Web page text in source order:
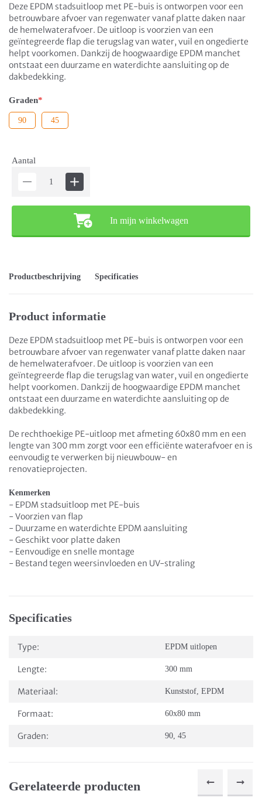
Deze EPDM stadsuitloop met PE-buis is ontworpen voor een
betrouwbare afvoer van regenwater vanaf platte daken naar
de hemelwaterafvoer. De uitloop is voorzien van een
geïntegreerde flap die terugslag van water, vuil en ongedierte
helpt voorkomen. Dankzij de hoogwaardige EPDM manchet
ontstaat een duurzame en waterdichte aansluiting op de
dakbedekking.
Graden*
90 45
Aantal
In mijn winkelwagen
Productbeschrijving Specificaties
Product informatie
Deze EPDM stadsuitloop met PE-buis is ontworpen voor een
betrouwbare afvoer van regenwater vanaf platte daken naar
de hemelwaterafvoer. De uitloop is voorzien van een
geïntegreerde flap die terugslag van water, vuil en ongedierte
helpt voorkomen. Dankzij de hoogwaardige EPDM manchet
ontstaat een duurzame en waterdichte aansluiting op de
dakbedekking.
De rechthoekige PE-uitloop met afmeting 60x80 mm en een
lengte van 300 mm zorgt voor een efficiënte waterafvoer en is
eenvoudig te verwerken bij nieuwbouw- en
renovatieprojecten.
Kenmerken
- EPDM stadsuitloop met PE-buis
- Voorzien van flap
- Duurzame en waterdichte EPDM aansluiting
- Geschikt voor platte daken
- Eenvoudige en snelle montage
- Bestand tegen weersinvloeden en UV-straling
Specificaties
Type: EPDM uitlopen
Lengte: 300 mm
Materiaal: Kunststof,EPDM
Formaat: 60x80 mm
Graden: 90,45
Gerelateerde producten